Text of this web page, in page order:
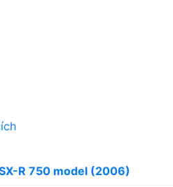
R 750 model (2006)